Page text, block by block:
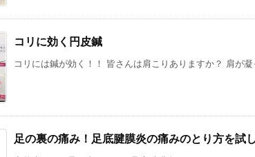
コリに効く円皮鍼
コリには鍼が効く！！ 皆さんは肩こりありますか？ 肩が
足の裏の痛み！足底腱膜炎の痛みのとり方を試